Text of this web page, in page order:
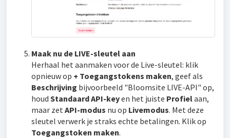
Maak nu de LIVE-sleutel aan
Herhaal het aanmaken voor de Live-sleutel: klik
opnieuw op + Toegangstokens maken, geef als
Beschrijving bijvoorbeeld "Bloomsite LIVE-API" op,
houd Standaard API-keyen het juiste Profielaan,
maar zet API-modus nu op Livemodus. Met deze
sleutel verwerk je straks echte betalingen. Klik op
Toegangstoken maken.